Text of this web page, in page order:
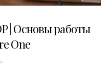
| Основы работы
One